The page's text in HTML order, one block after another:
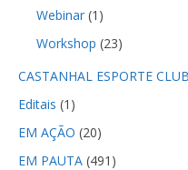
Webinar(1)
Workshop (23)
CASTANHAL ESPORTE
Editais (1)
EM AÇÃO (20)
EM PAUTA(491)